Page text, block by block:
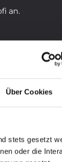
Über Cookies
stets gesetzt
oder die
an.